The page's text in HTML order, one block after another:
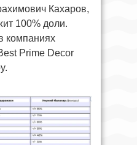
Кахаров,
100% доли.
компаниях
Prime Decor